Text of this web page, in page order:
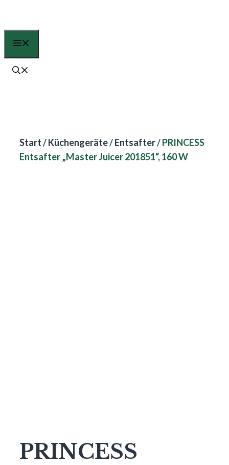
springen
Start/Küchengeräte/Entsafter/ PRINCESS
Entsafter „Master Juicer 201851“, 160 W
PRINCESS